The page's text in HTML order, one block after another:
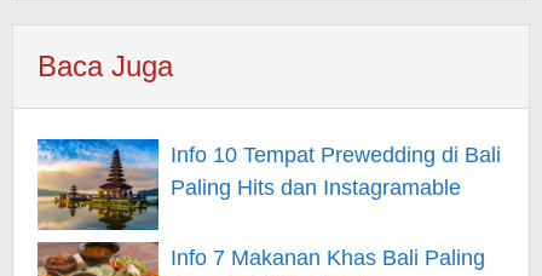
Baca Juga
Info 10 Tempat Prewedding di Bali
Paling Hits dan Instagramable
Info 7 Makanan Khas Bali Paling